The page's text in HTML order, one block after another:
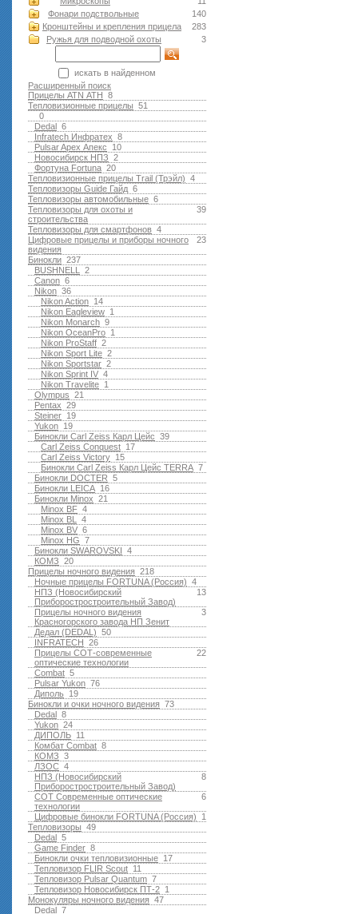
140
Фонари подствольные
283
Кронштейны и крепления прицела
3
Ружья для подводной оxоты
искать в найденном
Расширенный поиск
8
Прицелы ATN АТН
51
Тепловизионные прицелы
0
6
Dedal
8
Infratech Инфратех
10
Pulsar Apex Апекс
2
Новосибирск НПЗ
20
Фортуна Fortuna
4
Тепловизионные прицелы Trail (Трэйл)
6
Тепловизоры Guide Гайд
6
Тепловизоры автомобильные
39
Тепловизоры для охоты и
строительства
4
Тепловизоры для смартфонов
23
Цифровые прицелы и приборы ночного
видения
237
Бинокли
2
BUSHNELL
6
Canon
36
Nikon
14
Nikon Action
1
Nikon Eagleview
9
Nikon Monarch
1
Nikon OceanPro
2
Nikon ProStaff
2
Nikon Sport Lite
2
Nikon Sportstar
4
Nikon Sprint IV
1
Nikon Travelite
21
Olympus
29
Pentax
19
Steiner
19
Yukon
39
Бинокли Carl Zeiss Карл Цейс
17
Carl Zeiss Conquest
15
Carl Zeiss Victory
7
Бинокли Carl Zeiss Карл Цейс TERRA
5
Бинокли DOCTER
16
Бинокли LEICA
21
Бинокли Minox
4
Minox BF
4
Minox BL
6
Minox BV
7
Minox HG
4
Бинокли SWAROVSKI
20
КОМЗ
218
Прицелы ночного видения
4
Ночные прицелы FORTUNA (Россия)
13
НПЗ (Новосибирский
Приборостростроительный Завод)
3
Прицелы ночного видения
Красногорского завода НП Зенит
50
Дедал (DEDAL)
26
INFRATECH
22
Прицелы СОТ-современные
оптические технологии
5
Combat
76
Pulsar Yukon
19
Диполь
73
Бинокли и очки ночного видения
8
Dedal
24
Yukon
11
ДИПОЛЬ
8
Комбат Combat
3
КОМЗ
4
ЛЗОС
8
НПЗ (Новосибирский
Приборостростроительный Завод)
6
СОТ Современные оптические
технологии
1
Цифровые бинокли FORTUNA (Россия)
49
Тепловизоры
5
Dedal
8
Game Finder
17
Бинокли очки тепловизионные
11
Тепловизор FLIR Scout
7
Тепловизор Pulsar Quantum
1
Тепловизор Новосибирск ПТ-2
47
Монокуляры ночного видения
7
Dedal